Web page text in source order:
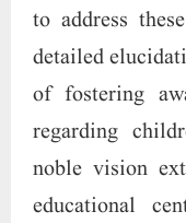
to address
detailed
of fostering
regarding
noble vision
educational